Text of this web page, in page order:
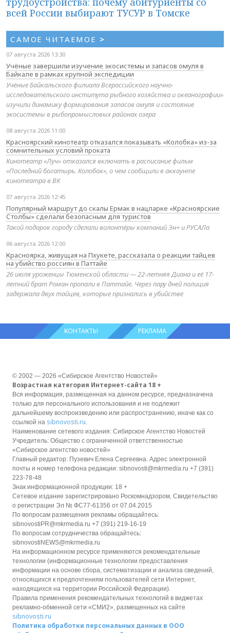
всей России выбирают ТУСУР в Томске
САМОЕ ЧИТАЕМОЕ >
07 августа 2026 13:30
Учёные завершили изучение экосистемы и запасов омуля в
Байкале в рамках крупной экспедиции
Учёные Байкальского филиала Всероссийского научно-
исследовательского института рыбного хозяйства и океанографии»
изучили динамику формирования запасов омуля и состояние
экосистемы в рыбопромысловых районах озера
08 августа 2026 11:00
Красноярский кинотеатр отказался показывать «Колобка» из-за
сомнительных условий проката
Кинотеатр «Луч» отказался включать в расписание фильм
«Последний богатырь. Колобок», о чем сообщили в аккаунте
кинотеатра в ВК
07 августа 2026 12:45
Популярный маршрут до скалы Ермак в нацпарке «Красноярские
Столбы» сделали безопасным для туристов
Такой подарок городу сделали волонтёры компаний Эн+ и РУСАЛа
06 августа 2026 12:00
Красноярка, живущая на Пхукете, рассказала о реакции тайцев
на убийство россиян в Паттайе
26 июля уроженцы Тюменской области — 22-летняя Диана и её 17-
летний брат Роман пропали в Паттайе. Через пару дней полиция
задержала двух тайцев, которые признались в убийстве
КОНТАКТЫ РЕКЛАМА
© 2002 — 2026 «Сибирское Агентство Новостей»
Возрастная категория Интернет-сайта 18 +
Вся информация, размещенная на данном ресурсе, предназначена
только для персонального использования и не подлежит
дальнейшему воспроизведению или распространению, иначе как со
ссылкой на sibnovosti.ru.
Наименование сетевого издания: Сибирское Агентство Новостей
Учредитель: Общество с ограниченной ответственностью
«Сибирское агентство новостей»
Главный редактор: Пузевич Елена Сергеевна. Адрес электронной
почты и номер телефона редакции: sibnovosti@mkrmedia.ru +7 (391)
223-78-48
Знак информационной продукции: 18 +
Сетевое издание зарегистрировано Роскомнадзором, Свидетельство
о регистрации Эл № ФС77-61356 от 07.04.2015
По вопросам размещения рекламы обращайтесь:
sibnovostiPR@mkrmedia.ru +7 (391) 219-16-19
По вопросам сотрудничества обращайтесь:
sibnovostiNEWS@mkrmedia.ru
На информационном ресурсе применяются рекомендательные
технологии (информационные технологии предоставления
информации на основе сбора, систематизации и анализа сведений,
относящихся к предпочтениям пользователей сети Интернет,
находящихся на территории Российской Федерации).
Правила применения рекомендательных технологий в виджетах
рекламно-обменной сети «СМИ2», размещенных на сайте
sibnovosti.ru
Политика обработки персональных данных в ООО